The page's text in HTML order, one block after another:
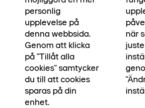
sparande, inredning eller en
Erbjudandet gäller ej redan
Kontakta våra mäklare för mer
Se bostäder till salu
Kontakta mäklare
personlig
upplevelse på
denna webbsida.
Genom att klicka
på "Tillåt alla
cookies" samtycker
du till att cookies
sparas på din
enhet.
när